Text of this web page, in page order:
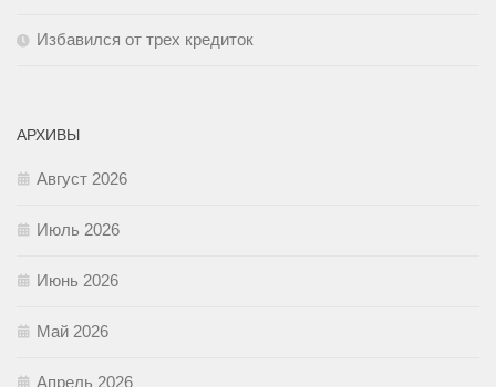
Избавился от трех кредиток
АРХИВЫ
Август 2026
Июль 2026
Июнь 2026
Май 2026
Апрель 2026